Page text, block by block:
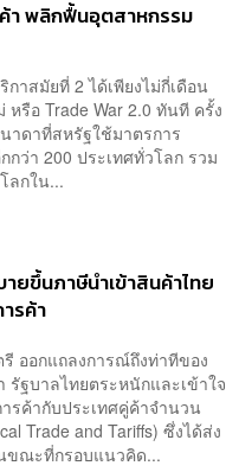
า พลิกฟื้นอุตสาหกรรม
าสมัยที่ 2 ได้เพียงไม่กี่เดือน
รือ Trade War 2.0 ทันที ครั้ง
าดาที่สหรัฐใช้มาตรการ
ว่า 200 ประเทศทั่วโลก รวม
ลกใน...
ยขึ้นภาษีนำเข้าสินค้าไทย
รค้า
ออกแถลงการณ์ถึงท่าทีของ
รัฐบาลไทยตระหนักและเข้าใจ
รค้ากับประเทศคู่ค้าจำนวน
Trade and Tariffs) ซึ่งได้ส่ง
ขณะที่กรอบแนวคิด...